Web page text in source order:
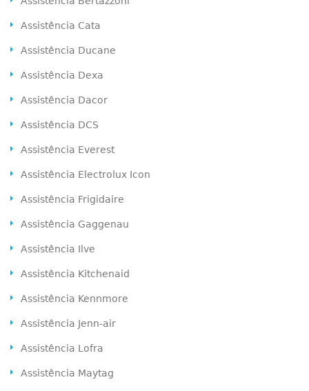
Assistência Cata
Assistência Ducane
Assistência Dexa
Assistência Dacor
Assistência DCS
Assistência Everest
Assistência Electrolux Icon
Assistência Frigidaire
Assistência Gaggenau
Assistência Ilve
Assistência Kitchenaid
Assistência Kennmore
Assistência Jenn-air
Assistência Lofra
Assistência Maytag